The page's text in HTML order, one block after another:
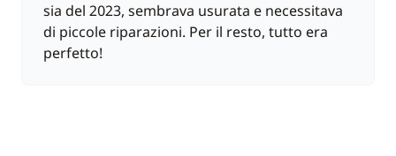
sia del 2023, sembrava usurata e necessitava
di piccole riparazioni. Per il resto, tutto era
perfetto!